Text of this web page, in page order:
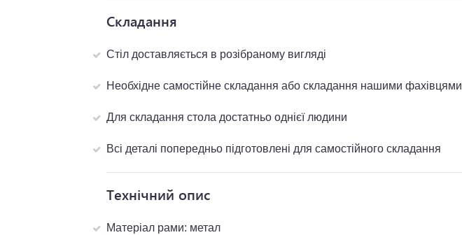
Складання
Стіл доставляється в розібраному вигляді
Необхідне самостійне складання або складання нашими фахівцями
Для складання стола достатньо однієї людини
Всі деталі попередньо підготовлені для самостійного складання
Технічний опис
Матеріал рами: метал